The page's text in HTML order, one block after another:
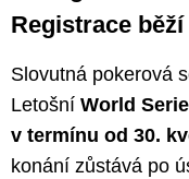
Registrace
Slovutná pokerová
Letošní World
v termínu od 30.
konání zůstává po